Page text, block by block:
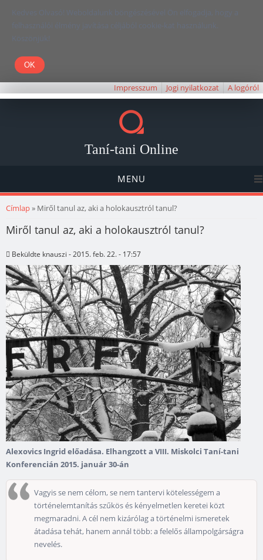
Kedves Olvasó! Weboldalunk böngészésével Ön elfogadja, hogy a
felhasználói élmény javítása céljából cookie-kat használunk.
Köszönjük!
Impresszum Jogi nyilatkozat A logóról
Taní-tani Online
MENU
Jelenlegi hely
Címlap» Miről tanul az, aki a holokausztról tanul?
Miről tanul az, aki a holokausztról tanul?
Beküldte knauszi - 2015. feb. 22. - 17:57
Alexovics Ingrid előadása. Elhangzott a VIII. Miskolci Taní-tani
Konferencián 2015. január 30-án
Vagyis se nem célom, se nem tantervi kötelességem a
történelemtanítás szűkös és kényelmetlen keretei közt
megmaradni. A cél nem kizárólag a történelmi ismeretek
átadása tehát, hanem annál több: a felelős állampolgárságra
nevelés.